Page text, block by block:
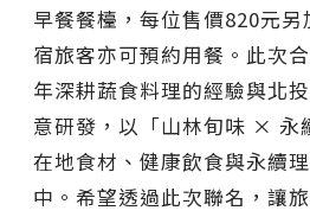
早餐餐檯，每位售價820元
宿旅客亦可預約用餐。此次
年深耕蔬食料理的經驗與北
意研發，以「山林旬味 × 永
在地食材、健康飲食與永續
中。希望透過此次聯名，讓